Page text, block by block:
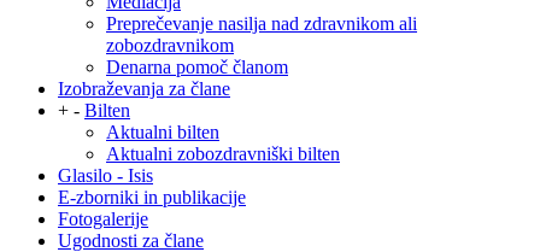
Preprečevanje nasilja nad zdravnikom ali
zobozdravnikom
Denarna pomoč članom
Izobraževanja za člane
+ - Bilten
Aktualni bilten
Aktualni zobozdravniški bilten
Glasilo - Isis
E-zborniki in publikacije
Fotogalerije
Ugodnosti za člane